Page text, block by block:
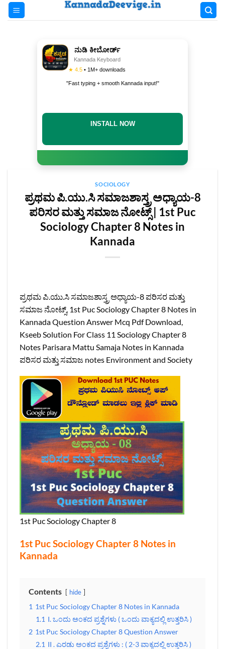
Skip
ನುಡಿ ಕೀಬೋರ್ಡ್
Kannada Keyboard
★ 4.5 • 1M+ downloads
"Fast typing + smooth Kannada input!"
INSTALL NOW
SOCIOLOGY
ಪ್ರಥಮ ಪಿ.ಯು.ಸಿ ಸಮಾಜಶಾಸ್ತ್ರ ಅಧ್ಯಾಯ-8
ಪರಿಸರ ಮತ್ತು ಸಮಾಜ ನೋಟ್ಸ್‌ | 1st Puc
Sociology Chapter 8 Notes in
Kannada
ಪ್ರಥಮ ಪಿ.ಯು.ಸಿ ಸಮಾಜಶಾಸ್ತ್ರ ಅಧ್ಯಾಯ-8 ಪರಿಸರ ಮತ್ತು
ಸಮಾಜ ನೋಟ್ಸ್‌, 1st Puc Sociology Chapter 8 Notes in
Kannada Question Answer Mcq Pdf Download,
Kseeb Solution For Class 11 Sociology Chapter 8
Notes Parisara Mattu Samaja Notes in Kannada
ಪರಿಸರ ಮತ್ತು ಸಮಾಜ notes Environment and Society
1st Puc Sociology Chapter 8
1st Puc Sociology Chapter 8 Notes in
Kannada
Contents hide
1 1st Puc Sociology Chapter 8 Notes in Kannada
1.1 I. ಒಂದು ಅಂಕದ ಪ್ರಶ್ನೆಗಳು ( ಒಂದು ವಾಕ್ಯದಲ್ಲಿ ಉತ್ತರಿಸಿ )
2 1st Puc Sociology Chapter 8 Question Answer
2.1 II . ಎರಡು ಅಂಕದ ಪ್ರಶ್ನೆಗಳು : ( 2-3 ವಾಕ್ಯದಲ್ಲಿ ಉತ್ತರಿಸಿ )